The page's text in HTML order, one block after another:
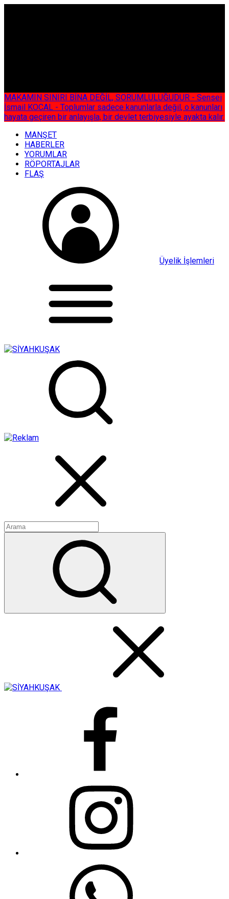
MAKAMIN SINIRI BİNA DEĞİL, SORUMLULUĞUDUR - Sensei
İsmail KOCAL - Toplumlar sadece kanunlarla değil, o kanunları
hayata geçiren bir anlayışla, bir devlet terbiyesiyle ayakta kalır.
MANŞET
HABERLER
YORUMLAR
RÖPORTAJLAR
FLAŞ
Üyelik İşlemleri